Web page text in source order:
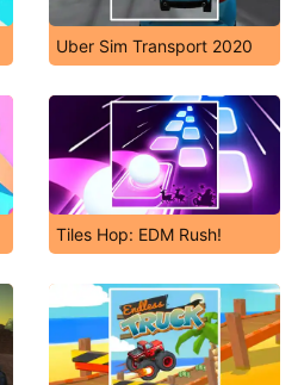
Uber Sim Transport 2020
Tiles Hop: EDM Rush!